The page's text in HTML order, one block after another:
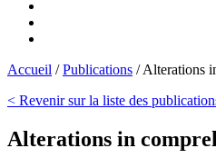
Accueil /Publications /Alterations
< Revenir sur la liste des
Alterations in